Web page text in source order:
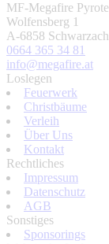
MF-Megafire
Wolfensberg 1
A-6858 Schwarzach
0664 365 34 81
info@megafire.at
Loslegen
Feuerwerk
Christbäume
Verleih
Über Uns
Kontakt
Rechtliches
Impressum
Datenschutz
AGB
Sonstiges
Sponsorings